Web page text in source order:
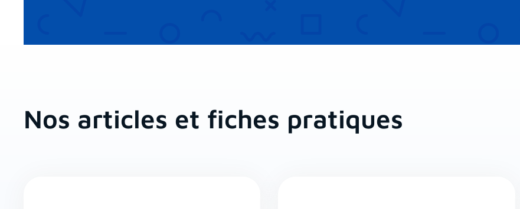
Nos articles et fiches pratiques